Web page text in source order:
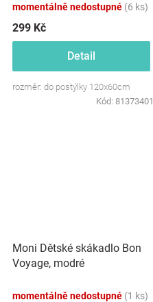
momentálně nedostupné (6 ks)
299 Kč
Detail
rozměr: do postýlky 120x60cm
Kód: 81373401
Moni Dětské skákadlo Bon
Voyage, modré
momentálně nedostupné (1 ks)